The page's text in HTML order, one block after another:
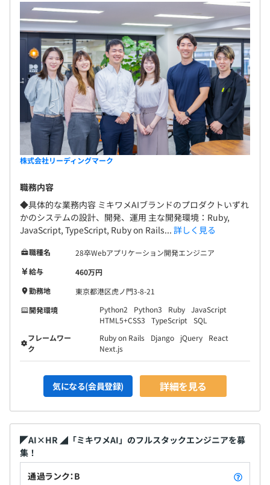
株式会社リーディングマーク
職務内容
◆具体的な業務内容 ミキワメAIブランドのプロダクトいずれ
かのシステムの設計、開発、運用 主な開発環境：Ruby,
JavaScript, TypeScript, Ruby on Rails... 詳しく見る
職種名
28卒Webアプリケーション開発エンジニア
給与
460万円
勤務地
東京都港区虎ノ門3-8-21
開発環境
Python2 Python3 Ruby JavaScript
HTML5+CSS3
TypeScript
SQL
フレームワー
ク
Ruby on Rails Django jQuery
React
Next.js
気になる(会員登録) 詳細を見る
◤AI×HR ◢「ミキワメAI」のフルスタックエンジニアを募
集！
通過ランク：B